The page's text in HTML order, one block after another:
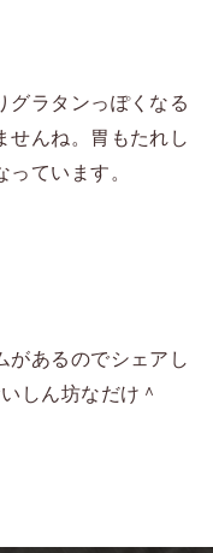
グラタンっぽくなる
せんね。胃もたれし
ています。
があるのでシェアし
しん坊なだけ＾